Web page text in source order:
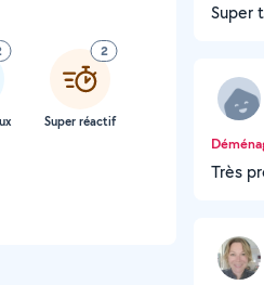
2
Super réactif
Super
Très